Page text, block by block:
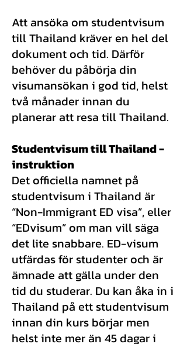
Att ansöka om studentvisum
till Thailand kräver en hel del
dokument och tid. Därför
behöver du påbörja din
visumansökan i god tid, helst
två månader innan du
planerar att resa till Thailand.
Studentvisum till Thailand -
instruktion
Det officiella namnet på
studentvisum i Thailand är
“Non-Immigrant ED visa”, eller
“EDvisum” om man vill säga
det lite snabbare. ED-visum
utfärdas för studenter och är
ämnade att gälla under den
tid du studerar. Du kan åka in i
Thailand på ett studentvisum
innan din kurs börjar men
helst inte mer än 45 dagar i